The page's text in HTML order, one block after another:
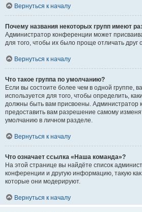
Вернуться к началу
Почему названия некоторых групп имеют
Администратор конференции может
для того, чтобы их было проще отличать друг
Вернуться к началу
Что такое группа по умолчанию?
Если вы состоите более чем в одной группе,
используется для того, чтобы определить,
должны быть вам присвоены. Администратор
предоставить вам разрешение самому
умолчанию в личном разделе.
Вернуться к началу
Что означает ссылка «Наша команда»?
На этой странице вы найдёте список
конференции и другую информацию, такую
которые они модерируют.
Вернуться к началу